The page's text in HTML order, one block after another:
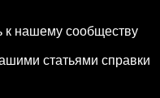
к нашему сообществу
статьями справки